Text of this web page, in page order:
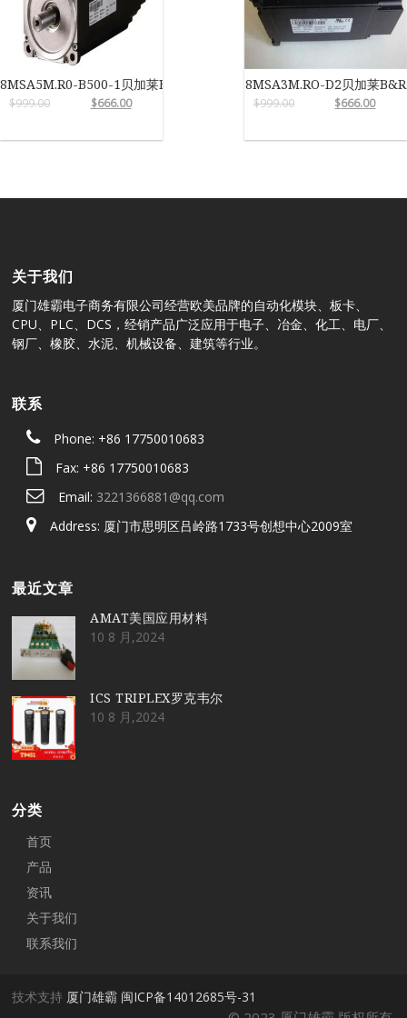
8MSA5M.R0-B500-1贝加莱B&R
$999.00 $666.00
8MSA3M.RO-D2贝加莱B&R
$999.00 $666.00
关于我们
厦门雄霸电子商务有限公司经营欧美品牌的自动化模块、板卡、
CPU、PLC、DCS，经销产品广泛应用于电子、冶金、化工、电厂、
钢厂、橡胶、水泥、机械设备、建筑等行业。
联系
Phone: +86 17750010683
Fax: +86 17750010683
Email: 3221366881@qq.com
Address: 厦门市思明区吕岭路1733号创想中心2009室
最近文章
AMAT美国应用材料
10 8 月,2024
ICS TRIPLEX罗克韦尔
10 8 月,2024
分类
首页
产品
资讯
关于我们
联系我们
技术支持 厦门雄霸 闽ICP备14012685号-31